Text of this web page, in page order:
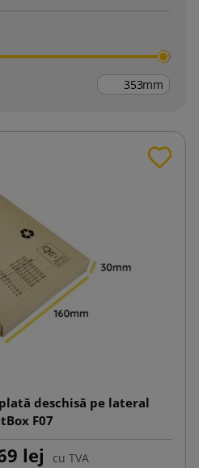
mm
deschisă pe lateral
F07
lej cu TVA